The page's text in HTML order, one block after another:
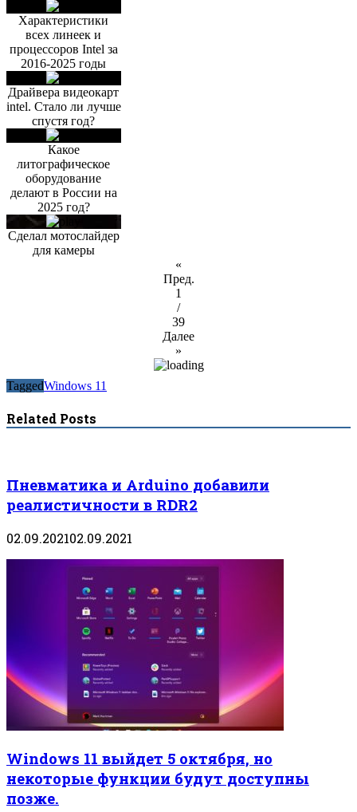
Характеристики
всех линеек и
процессоров Intel за
2016-2025 годы
Драйвера видеокарт
intel. Стало ли лучше
спустя год?
Какое
литографическое
оборудование
делают в России на
2025 год?
Сделал мотослайдер
для камеры
«
Пред.
1
/
39
Далее
»
TaggedWindows 11
Related Posts
Пневматика и Arduino добавили
реалистичности в RDR2
02.09.202102.09.2021
Windows 11 выйдет 5 октября, но
некоторые функции будут доступны
позже.